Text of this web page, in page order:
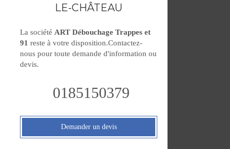
LE-CHÂTEAU
La société ART Débouchage Trappes et
91 reste à votre disposition.Contactez-
nous pour toute demande d'information ou
devis.
0185150379
Demander un devis